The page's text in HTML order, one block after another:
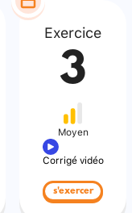
Exercice
3
Moyen
Corrigé vidéo
s'exercer